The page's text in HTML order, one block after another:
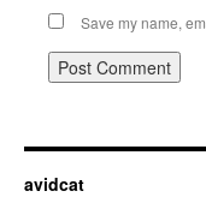
Save my name,
avidcat